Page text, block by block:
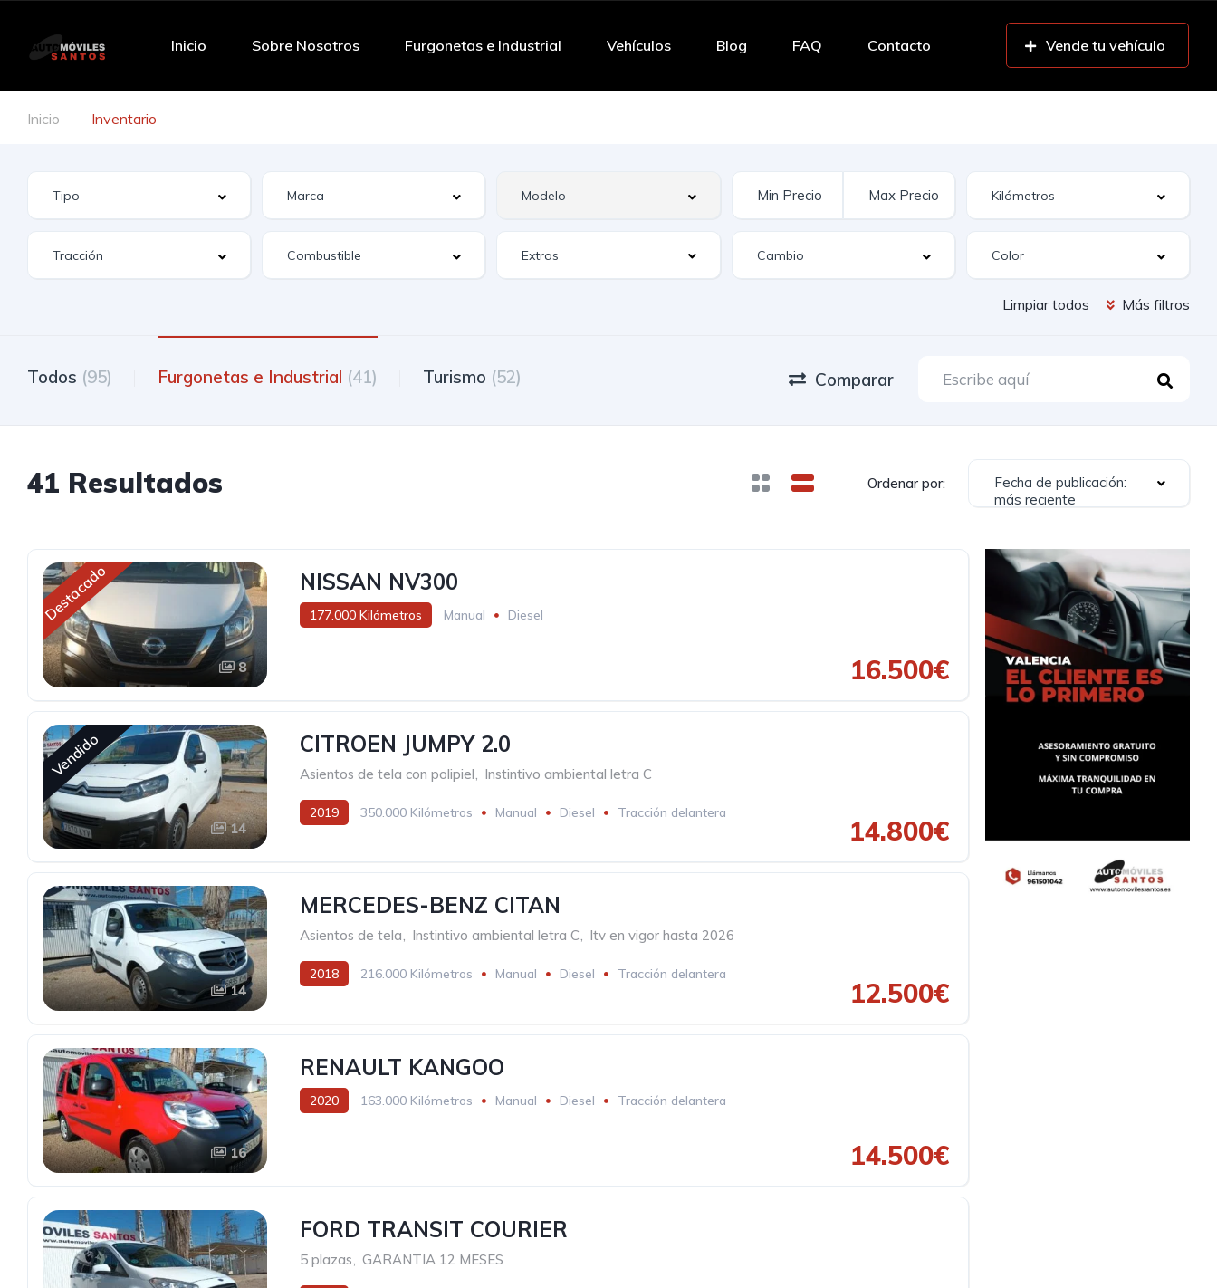
Inicio Sobre Nosotros Furgonetas e Industrial Vehículos Blog FAQ Contacto Vende tu vehículo
Inicio Inventario
Extras
Limpiar todos Más filtros
Todos (95) Furgonetas e Industrial (41) Turismo (52) Comparar
41 Resultados Ordenar por:
Fecha de publicación:
más reciente
Destacado
8
NISSAN NV300
177.000 Kilómetros Manual Diesel
16.500€
Vendido
14
CITROEN JUMPY 2.0
Asientos de tela con polipiel Instintivo ambiental letra C
2019 350.000 Kilómetros Manual Diesel Tracción delantera
14.800€
14
MERCEDES-BENZ CITAN
Asientos de tela, Instintivo ambiental letra C, Itv en vigor hasta 2026
2018 216.000 Kilómetros Manual Diesel Tracción delantera
12.500€
16
RENAULT KANGOO
2020 163.000 Kilómetros Manual Diesel Tracción delantera
14.500€
FORD TRANSIT COURIER
5 plazas GARANTIA 12 MESES